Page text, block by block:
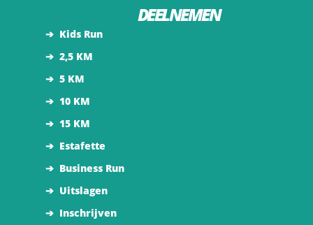
DEELNEMEN
➔ Kids Run
➔ 2,5 KM
➔ 5 KM
➔ 10 KM
➔ 15 KM
➔ Estafette
➔ Business Run
➔ Uitslagen
➔ Inschrijven